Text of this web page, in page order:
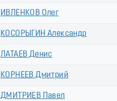
ИВЛЕНКОВ Олег
КОСОРЫГИН Александр
ЛАТАЕВ Денис
КОРНЕЕВ Дмитрий
ДМИТРИЕВ Павел